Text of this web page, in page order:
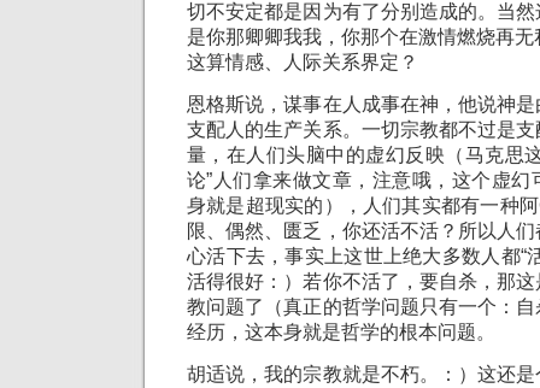
切不安定都是因为有了分别造成的。当
是你那卿卿我我，你那个在激情燃烧再
这算情感、人际关系界定？
恩格斯说，谋事在人成事在神，他说神
支配人的生产关系。一切宗教都不过是
量，在人们头脑中的虚幻反映（马克思
论”人们拿来做文章，注意哦，这个虚
身就是超现实的），人们其实都有一种
限、偶然、匮乏，你还活不活？所以人
心活下去，事实上这世上绝大多数人都“
活得很好：）若你不活了，要自杀，那
教问题了（真正的哲学问题只有一个：
经历，这本身就是哲学的根本问题。
胡适说，我的宗教就是不朽。：）这还